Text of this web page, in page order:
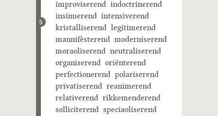
5
improviserend indoctrinerend
insinuerend intensiverend
kristalliserend legitimerend
mannifèsterend moderniserend
moraoliserend neutraliserend
organiserend oriënterend
perfectionerend polariserend
privatiserend reanimerend
relativerend rikkemenderend
solliciterend speciaoliserend